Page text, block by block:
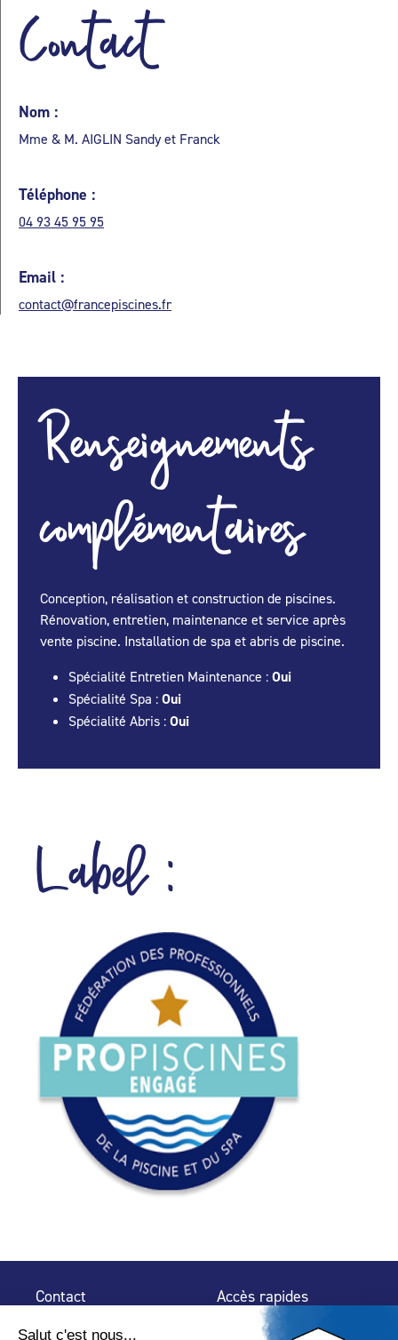
Contact
Nom :
Mme & M. AIGLIN Sandy et Franck
Téléphone :
04 93 45 95 95
Email :
contact@francepiscines.fr
Renseignements
complémentaires
Conception, réalisation et construction de piscines.
Rénovation, entretien, maintenance et service après
vente piscine. Installation de spa et abris de piscine.
Spécialité Entretien Maintenance : Oui
Spécialité Spa : Oui
Spécialité Abris : Oui
Label :
Contact Accès rapides
Espace Presse